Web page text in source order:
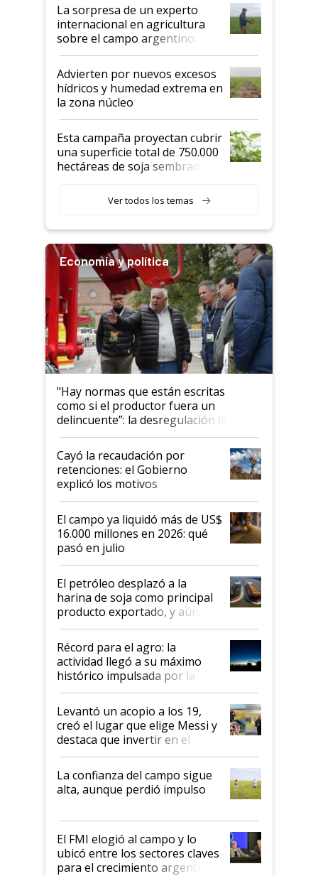
La sorpresa de un experto
internacional en agricultura
sobre el campo argentino:
"Estoy muy impresionado"
Advierten por nuevos excesos
hídricos y humedad extrema en
la zona núcleo
Esta campaña proyectan cubrir
una superficie total de 750.000
hectáreas de soja sembradas
variedades que marcan un
salto tecnológico en genética y
Ver todos los temas
Economía y política
"Hay normas que están escritas
como si el productor fuera un
delincuente”: la desregulación llegó
al Congreso Aapresid y hasta se
habló del financiamiento al IPCVA
Cayó la recaudación por
retenciones: el Gobierno
explicó los motivos
El campo ya liquidó más de US$
16.000 millones en 2026: qué
pasó en julio
El petróleo desplazó a la
harina de soja como principal
producto exportado, y aún así
el agro aportó casi seis de cada
diez dólares y sostuvo el
liderazgo en un semestre
récord
Récord para el agro: la
actividad llegó a su máximo
histórico impulsada por la
cosecha y las exportaciones
Levantó un acopio a los 19,
creó el lugar que elige Messi y
destaca que invertir en el
kirchnerismo era como "darle
plata a un hijo para droga":
Juan Félix Rossetti, el libertario
que de una dura crisis salió
de Milei
La confianza del campo sigue
alta, aunque perdió impulso
El FMI elogió al campo y lo
ubicó entre los sectores claves
para el crecimiento argentino